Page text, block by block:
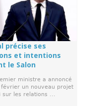
précise ses
et intentions
le Salon
ministre a annoncé
février un nouveau projet
sur les relations ...